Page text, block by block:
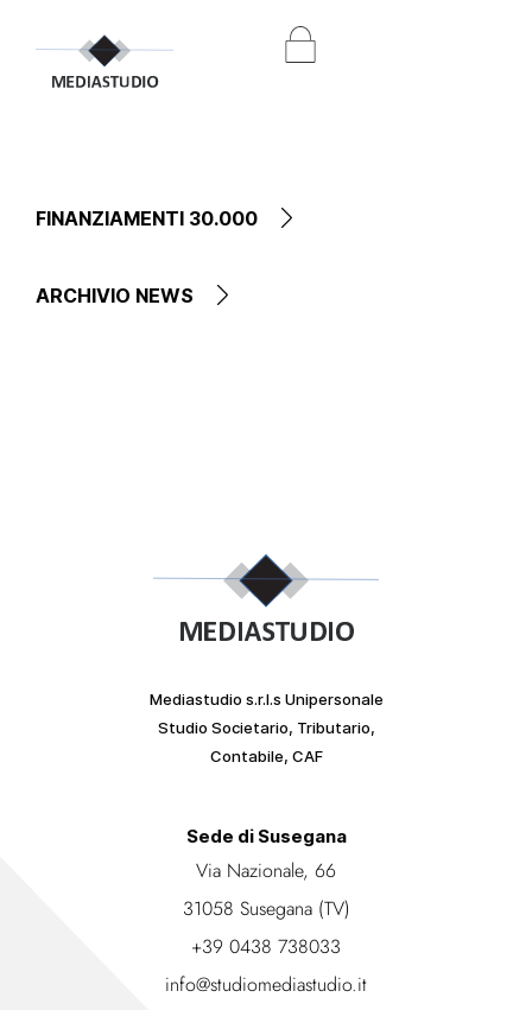
FINANZIAMENTI 30.000
ARCHIVIO NEWS
Mediastudio s.r.l.s Unipersonale
Studio Societario, Tributario,
Contabile, CAF
Sede di Susegana
Via Nazionale, 66
31058 Susegana (TV)
+39 0438 738033
info@studiomediastudio.it